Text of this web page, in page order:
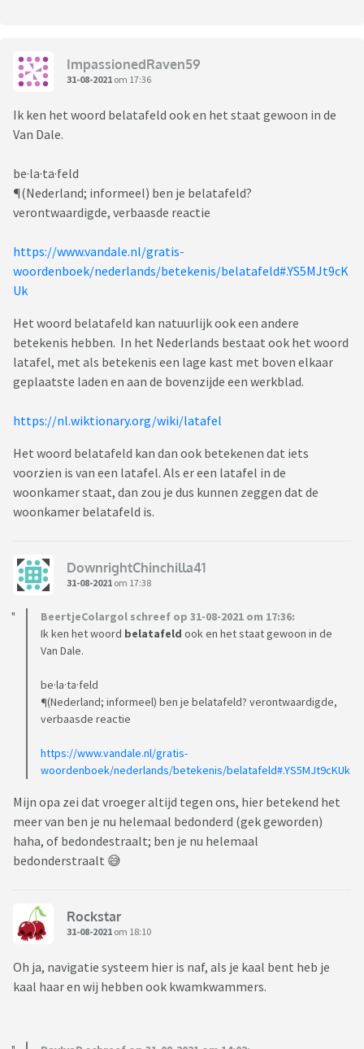
ImpassionedRaven59
31-08-2021 om 17:36
Ik ken het woord belatafeld ook en het staat gewoon in de
Van Dale.
be·la·ta·feld
¶(Nederland; informeel) ben je belatafeld?
verontwaardigde, verbaasde reactie
https://www.vandale.nl/gratis-
woordenboek/nederlands/betekenis/belatafeld#.YS5MJt9cK
Uk
Het woord belatafeld kan natuurlijk ook een andere
betekenis hebben. In het Nederlands bestaat ook het woord
latafel, met als betekenis een lage kast met boven elkaar
geplaatste laden en aan de bovenzijde een werkblad.
https://nl.wiktionary.org/wiki/latafel
Het woord belatafeld kan dan ook betekenen dat iets
voorzien is van een latafel. Als er een latafel in de
woonkamer staat, dan zou je dus kunnen zeggen dat de
woonkamer belatafeld is.
DownrightChinchilla41
31-08-2021 om 17:38
BeertjeColargol schreef op 31-08-2021 om 17:36:
Ik ken het woord belatafeld ook en het staat gewoon in de
Van Dale.
be·la·ta·feld
¶(Nederland; informeel) ben je belatafeld? verontwaardigde,
verbaasde reactie
https://www.vandale.nl/gratis-
woordenboek/nederlands/betekenis/belatafeld#.YS5MJt9cKUk
Mijn opa zei dat vroeger altijd tegen ons, hier betekend het
meer van ben je nu helemaal bedonderd (gek geworden)
haha, of bedondestraalt; ben je nu helemaal
bedonderstraalt 😅
Rockstar
31-08-2021 om 18:10
Oh ja, navigatie systeem hier is naf, als je kaal bent heb je
kaal haar en wij hebben ook kwamkwammers.